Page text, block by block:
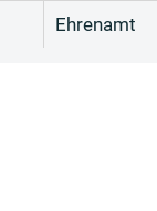
Ehrenamt